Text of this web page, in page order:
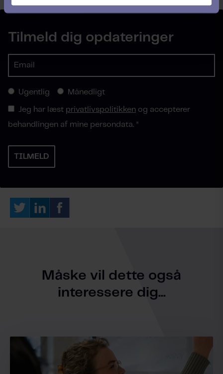
Tilmeld dig opdateringer
Ugentlig Månedligt
Jeg har læst privatlivspolitikken og accepterer
behandlingen af mine persondata. *
Måske vil dette også
interessere dig...